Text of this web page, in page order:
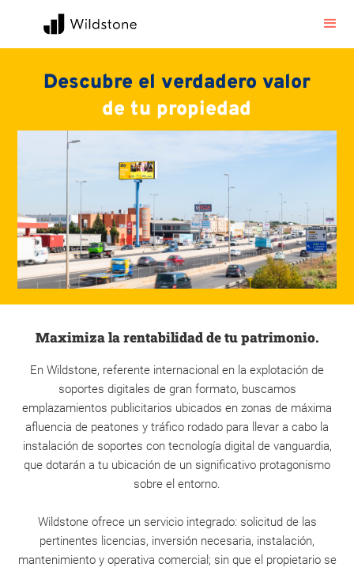
Descubre el verdadero valor
de tu propiedad
Maximiza la rentabilidad de tu patrimonio.
En Wildstone, referente internacional en la explotación de
soportes digitales de gran formato, buscamos
emplazamientos publicitarios ubicados en zonas de máxima
afluencia de peatones y tráfico rodado para llevar a cabo la
instalación de soportes con tecnología digital de vanguardia,
que dotarán a tu ubicación de un significativo protagonismo
sobre el entorno.
Wildstone ofrece un servicio integrado: solicitud de las
pertinentes licencias, inversión necesaria, instalación,
mantenimiento y operativa comercial; sin que el propietario se